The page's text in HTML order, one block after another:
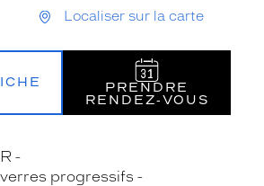
Localiser sur la carte
PRENDRE
RENDEZ‑VOUS
progressifs